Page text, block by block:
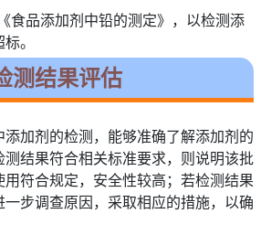
食品添加剂中铅的测定》，以检测添
。
测结果评估
加剂的检测，能够准确了解添加剂的
结果符合相关标准要求，则说明该批
符合规定，安全性较高；若检测结果
步调查原因，采取相应的措施，以确